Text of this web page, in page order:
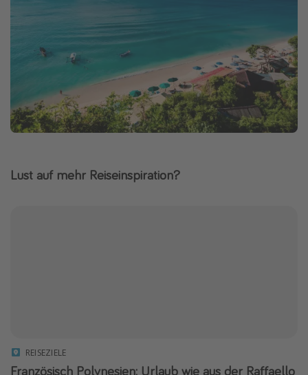
Lust auf mehr Reiseinspiration?
REISEZIELE
Französisch Polynesien: Urlaub wie aus der Raffaello